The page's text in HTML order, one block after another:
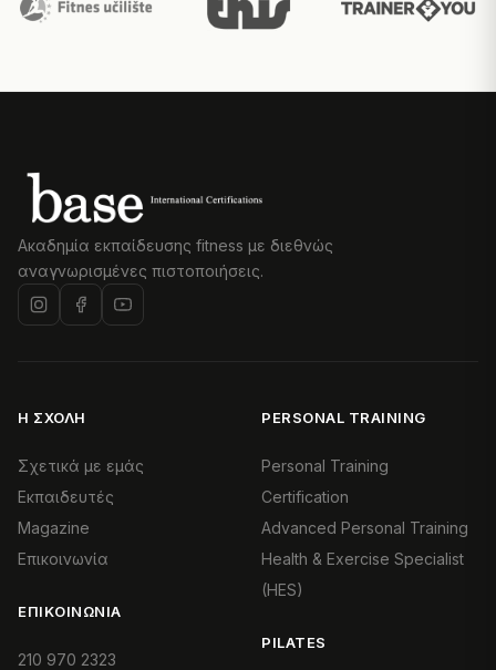
Ακαδημία εκπαίδευσης fitness με διεθνώς
αναγνωρισμένες πιστοποιήσεις.
Η ΣΧΟΛΉ
Σχετικά με εμάς
Εκπαιδευτές
Magazine
Επικοινωνία
ΕΠΙΚΟΙΝΩΝΊΑ
210 970 2323
PERSONAL TRAINING
Personal Training
Certification
Advanced Personal Training
Health & Exercise Specialist
(HES)
PILATES